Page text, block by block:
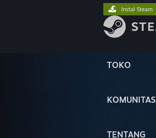
TOKO
KOMUNITAS
TENTANG
Instal Steam